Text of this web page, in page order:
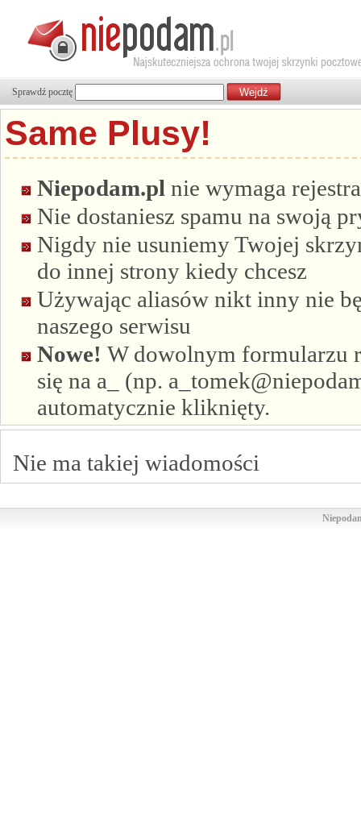
Sprawdź pocztę
Same Plusy!
Niepodam.pl nie wymaga
Nie dostaniesz spamu na swoją
Nigdy nie usuniemy Twojej
do innej strony kiedy chcesz
Używając aliasów nikt inny nie
naszego serwisu
Nowe! W dowolnym formularzu
się na a_ (np.
automatycznie kliknięty.
Nie ma takiej wiadomości